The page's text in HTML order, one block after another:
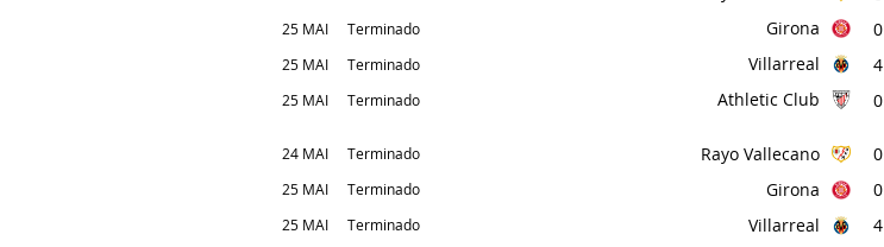
25 MAI Terminado Girona 0
25 MAI Terminado Villarreal 4
25 MAI Terminado Athletic Club 0
24 MAI Terminado Rayo Vallecano 0
25 MAI Terminado Girona 0
25 MAI Terminado Villarreal 4